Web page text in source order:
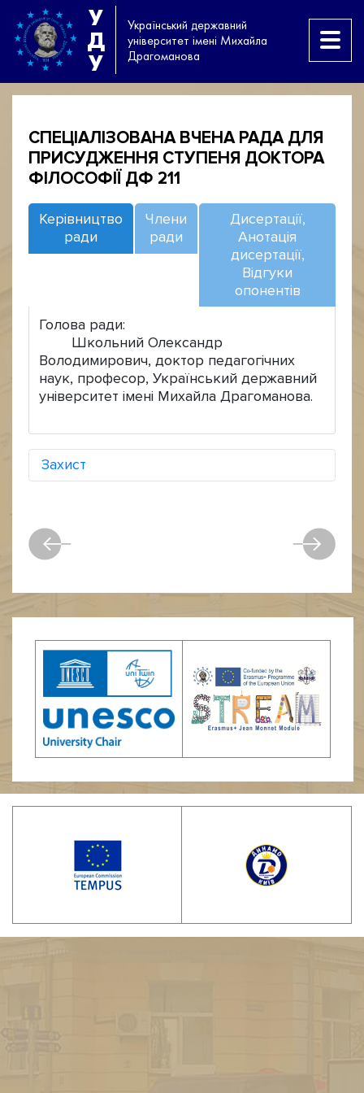
У
Д
У
Український державний
університет імені Михайла
Драгоманова
СПЕЦІАЛІЗОВАНА ВЧЕНА РАДА ДЛЯ
ПРИСУДЖЕННЯ СТУПЕНЯ ДОКТОРА
ФІЛОСОФІЇ ДФ 211
Керівництво
ради
Члени
ради
Дисертації,
Анотація
дисертації,
Відгуки
опонентів
Голова ради:
Школьний Олександр
Володимирович, доктор педагогічних
наук, професор, Український державний
університет імені Михайла Драгоманова.
Захист